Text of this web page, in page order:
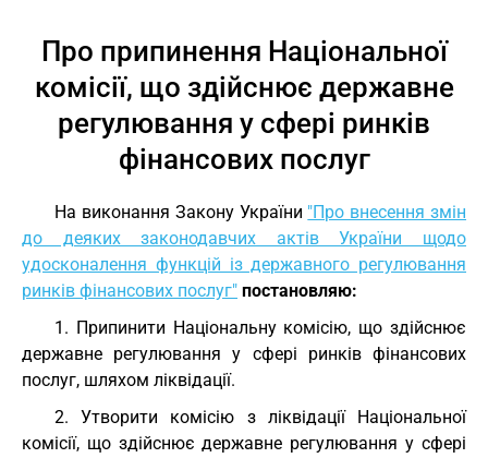
Про припинення Національної
комісії, що здійснює державне
регулювання у сфері ринків
фінансових послуг
На виконання Закону України "Про внесення змін
до деяких законодавчих актів України щодо
удосконалення функцій із державного регулювання
ринків фінансових послуг" постановляю:
1. Припинити Національну комісію, що здійснює
державне регулювання у сфері ринків фінансових
послуг, шляхом ліквідації.
2. Утворити комісію з ліквідації Національної
комісії, що здійснює державне регулювання у сфері